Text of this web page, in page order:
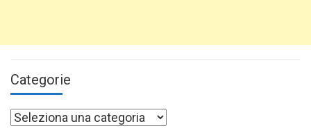
Categorie
Categorie